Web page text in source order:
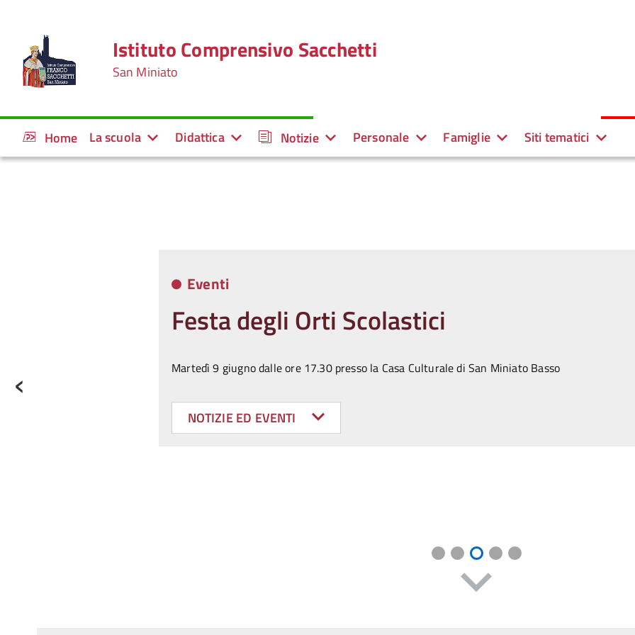
Istituto Comprensivo Sacchetti
San Miniato
Home La scuola Didattica Notizie Personale Famiglie Siti tematici
Eventi
Festa degli Orti Scolastici
Martedì9 giugno dalle ore 17.30 presso la Casa Culturale di San Miniato Basso
NOTIZIE ED EVENTI
‹